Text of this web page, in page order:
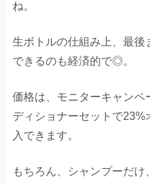
ね。
生ボトルの仕組み上、最
できるのも経済的で◎。
価格は、モニターキャンペ
ディショナーセットで
入できます。
もちろん、シャンプーだ